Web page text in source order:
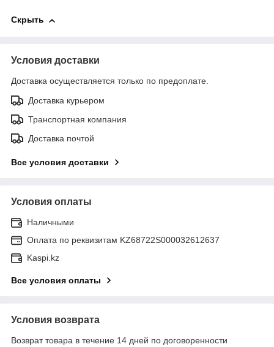
Скрыть
Условия доставки
Доставка осуществляется только по предоплате.
Доставка курьером
Транспортная компания
Доставка почтой
Все условия доставки
Условия оплаты
Наличными
Оплата по реквизитам KZ68722S000032612637
Kaspi.kz
Все условия оплаты
Условия возврата
Возврат товара в течение 14 дней по договоренности